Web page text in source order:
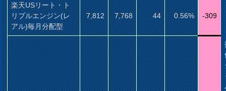
楽天USリート・ト
リプルエンジン(レ
アル)毎月分配型
7,812 7,768 44 0.56% -309